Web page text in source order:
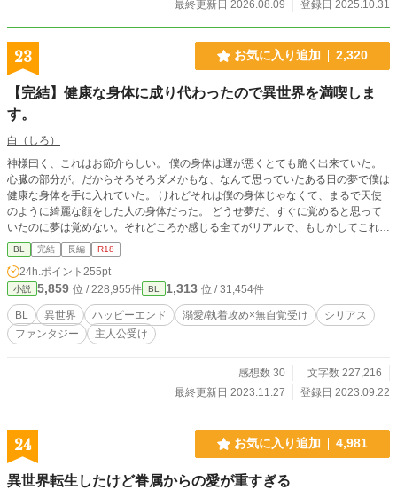
最終更新日 2026.08.09 登録日 2025.10.31
23 お気に入り追加 2,320
【完結】健康な身体に成り代わったので異世界を満喫しま
す。
白（しろ）
神様曰く、これはお節介らしい。 僕の身体は運が悪くとても脆く出来ていた。
心臓の部分が。だからそろそろダメかもな、なんて思っていたある日の夢で僕は
健康な身体を手に入れていた。 けれどそれは僕の身体じゃなくて、まるで天使
のように綺麗な顔をした人の身体だった。 どうせ夢だ、すぐに覚めると思って
いたのに夢は覚めない。それどころか感じる全てがリアルで、もしかしてこれは
現実なのかもしれないと有り得ない考えに及んだとき、頭に鈴の音が響いた。
「お節介を焼くことにした。なに心配することはない。ただ、成り代わるだけ
さ。お前が欲しくて堪らなかった身体に」 神様らしき人の差配で、僕は僕じゃ
ない人物として生きることになった。 これは健康な身体を手に入れた僕が、好
きなように生きていくお話。 本編は三人称です。 R−18に該当するページには※
を付けます。 毎日20時更新 登場人物 ラファエル・ローデン 金髪青眼の美青
年。無邪気であどけなくもあるが無鉄砲で好奇心旺盛。 ある日人が変わったよ
人。ラファエルの友人であり相棒。 剣の腕が立ち騎士団への入団を強く望まれ
BL 完結 長編 R18
24h.ポイント 255pt
小説 5,859 位 / 228,955件 BL 1,313 位 / 31,454件
BL 異世界 ハッピーエンド 溺愛/執着攻め×無自覚受け
シリアス
ファンタジー
主人公受け
感想数 30
文字数 227,216
最終更新日 2023.11.27
登録日 2023.09.22
24 お気に入り追加 4,981
異世界転生したけど眷属からの愛が重すぎる